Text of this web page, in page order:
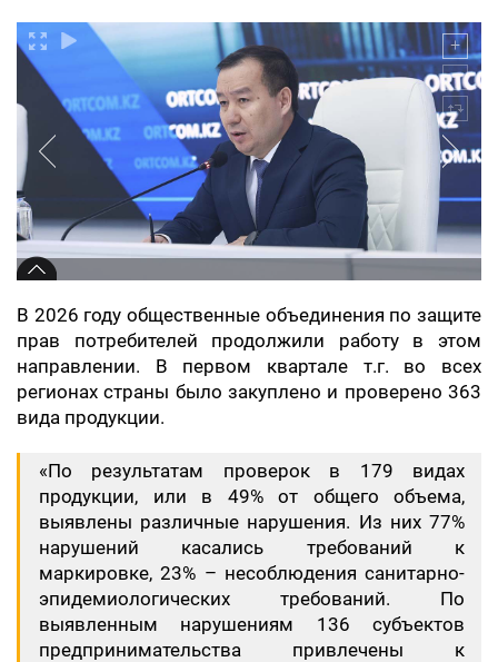
В 2026 году общественные объединения по защите
прав потребителей продолжили работу в этом
направлении. В первом квартале т.г. во всех
регионах страны было закуплено и проверено 363
вида продукции.
«По результатам проверок в 179 видах
продукции, или в 49% от общего объема,
выявлены различные нарушения. Из них 77%
нарушений касались требований к
маркировке, 23% – несоблюдения санитарно-
эпидемиологических требований. По
выявленным нарушениям 136 субъектов
предпринимательства привлечены к